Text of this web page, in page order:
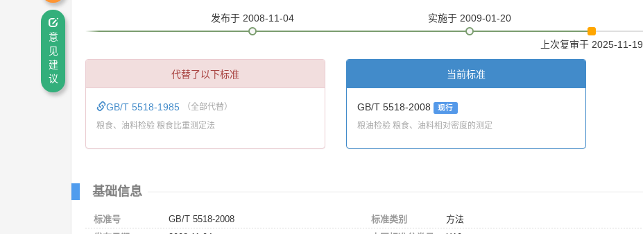
发布于 2008-11-04 实施于 2009-01-20
上次复审于 2025-11-19
代替了以下标准
GB/T 5518-1985 （全部代替）
粮食、油料检验 粮食比重测定法
当前标准
GB/T 5518-2008 现行
粮油检验 粮食、油料相对密度的测定
基础信息
标准号
GB/T 5518-2008
标准类别
方法
意
见
建
议